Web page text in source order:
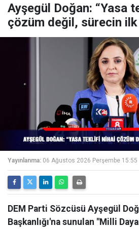
Ayşegül Doğan: “Yasa
çözüm değil, sürecin ilk
Yayınlanma: 06 Ağustos 2026 Perşembe 15:55
DEM Parti Sözcüsü Ayşegül
Başkanlığı'na sunulan "Milli